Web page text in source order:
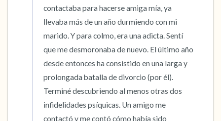
contactaba para hacerse amiga mía, ya
llevaba más de un año durmiendo con mi
marido. Y para colmo, era una adicta. Sentí
que me desmoronaba de nuevo. El último año
desde entonces ha consistido en una larga y
prolongada batalla de divorcio (por él).
Terminé descubriendo al menos otras dos
infidelidades psíquicas. Un amigo me
contactó y me contó cómo había sido